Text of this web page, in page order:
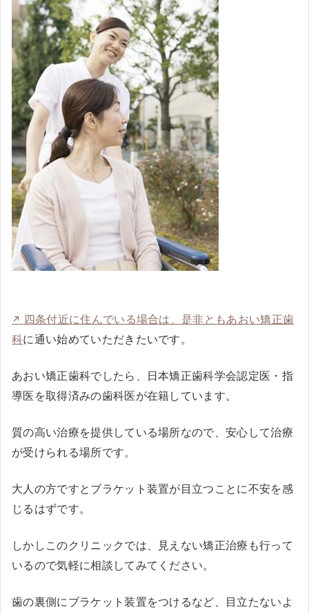
四条付近に住んでいる場合は、是非ともあおい矯正歯
科に通い始めていただきたいです。
あおい矯正歯科でしたら、日本矯正歯科学会認定医・指
導医を取得済みの歯科医が在籍しています。
質の高い治療を提供している場所なので、安心して治療
が受けられる場所です。
大人の方ですとブラケット装置が目立つことに不安を感
じるはずです。
しかしこのクリニックでは、見えない矯正治療も行って
いるので気軽に相談してみてください。
歯の裏側にブラケット装置をつけるなど、目立たないよ